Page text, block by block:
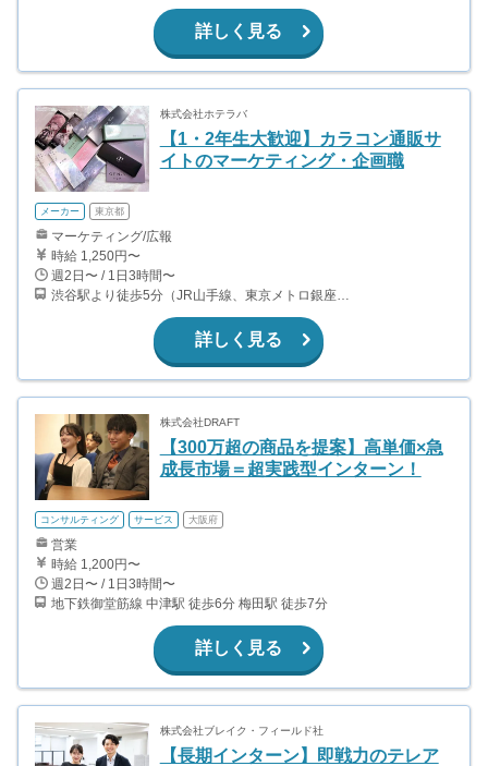
詳しく見る
株式会社ホテラバ
【1・2年生大歓迎】カラコン通販サ
イトのマーケティング・企画職
メーカー 東京都
マーケティング/広報
時給 1,250円〜
週2日〜 / 1日3時間〜
渋谷駅より徒歩5分（JR山手線、東京メトロ銀座・半蔵門・副都心線）
詳しく見る
株式会社DRAFT
【300万超の商品を提案】高単価×急
成長市場＝超実践型インターン！
コンサルティング サービス 大阪府
営業
時給 1,200円〜
週2日〜 / 1日3時間〜
地下鉄御堂筋線 中津駅 徒歩6分 梅田駅 徒歩7分
詳しく見る
株式会社ブレイク・フィールド社
【長期インターン】即戦力のテレア